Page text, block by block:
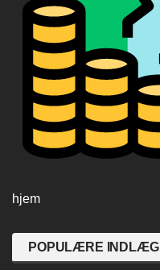
hjem
POPULÆRE INDLÆG